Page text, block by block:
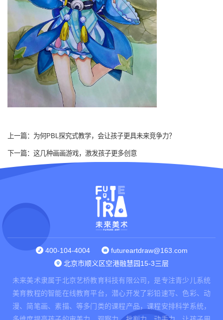
上一篇： 为何PBL探究式教学，会让孩子更具未来竞争力？
下一篇： 这几种画画游戏，激发孩子更多创意
400-104-4004
futureartdraw@163.com
北京市顺义区空港融慧园15-3三层
未来美术隶属于北京艺桥教育科技有限公司，是专注青少儿系统
美育教程的智能在线教育平台，潜心开发了彩铅速写、色彩、动
漫、简笔画、素描、等多门类的课程产品，课程安排科学系统，